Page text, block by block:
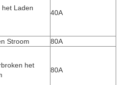
Laden
40A
Stroom 80A
het
80A